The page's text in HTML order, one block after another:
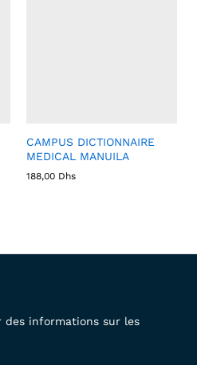
CAMPUS DICTIONNAIRE
MEDICAL MANUILA
188,00 Dhs
des informations sur les